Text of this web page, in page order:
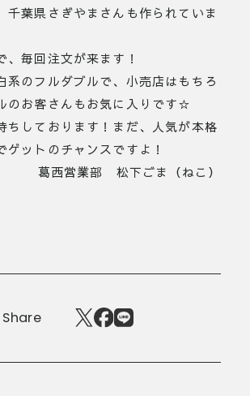
千葉県さぎやまさんも作られていま
、毎回注文が来ます！
系のフルダブルで、小売店はもちろ
のお客さんもお気に入りです☆
ちしております！まだ、人気が本格
ゲットのチャンスですよ！
葛西営業部 松下ごま（ねこ）
Share